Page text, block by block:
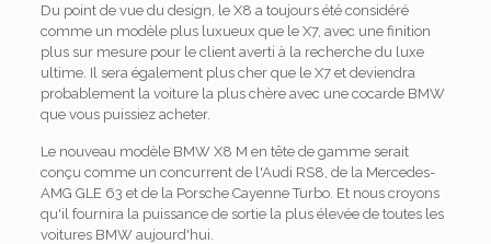
Du point de vue du design, le X8 a toujours été considéré
comme un modèle plus luxueux que le X7, avec une finition
plus sur mesure pour le client averti à la recherche du luxe
ultime. Il sera également plus cher que le X7 et deviendra
probablement la voiture la plus chère avec une cocarde BMW
que vous puissiez acheter.
Le nouveau modèle BMW X8 M en tête de gamme serait
conçu comme un concurrent de l'Audi RS8, de la Mercedes-
AMG GLE 63 et de la Porsche Cayenne Turbo. Et nous croyons
qu'il fournira la puissance de sortie la plus élevée de toutes les
voitures BMW aujourd'hui.